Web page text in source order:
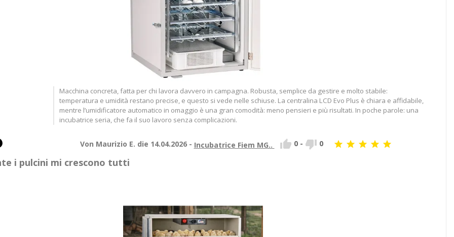
Macchina concreta, fatta per chi lavora davvero in campagna. Robusta, semplice da gestire e molto stabile:
temperatura e umidità restano precise, e questo si vede nelle schiuse. La centralina LCD Evo Plus è chiara e affidabile,
mentre l’umidificatore automatico in omaggio è una gran comodità: meno pensieri e più risultati. In poche parole: una
incubatrice seria, che fa il suo lavoro senza complicazioni.
Von Maurizio E. die 14.04.2026 - Incubatrice Fiem MG..  0 -  0     
i pulcini mi crescono tutti